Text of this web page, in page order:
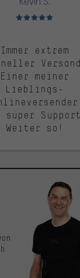
Bewertungen: 5 von 5
Immer extrem
Einer meiner
Lieblings-
super
Weiter so!